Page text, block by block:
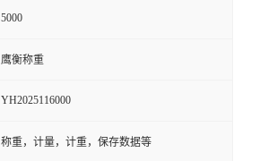
5000
鹰衡称重
YH2025116000
称重，计量，计重，保存数据等